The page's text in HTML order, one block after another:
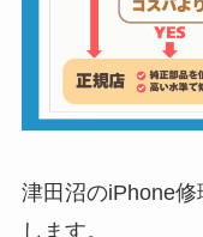
津田沼のiPhone
します。